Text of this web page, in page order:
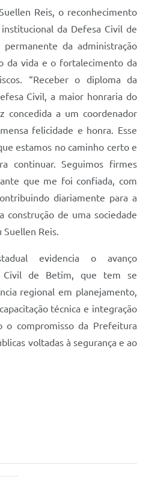
Reis, o reconhecimento
da Defesa Civil de
da administração
da vida e o fortalecimento da
“Receber o diploma da
Civil, a maior honraria do
concedida a um coordenador
felicidade e honra. Esse
estamos no caminho certo e
continuar. Seguimos firmes
que me foi confiada, com
diariamente para a
construção de uma sociedade
Suellen Reis.
evidencia o avanço
Civil de Betim, que tem se
regional em planejamento,
técnica e integração
o compromisso da Prefeitura
voltadas à segurança e ao